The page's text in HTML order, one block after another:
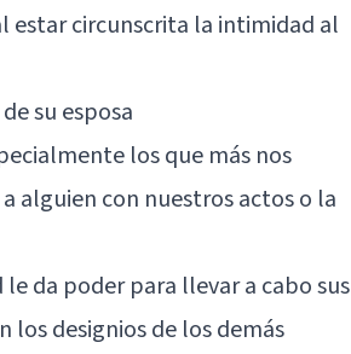
estar circunscrita la intimidad al
su esposa
los que más nos
alguien con nuestros actos o la
da poder para llevar a cabo sus
los designios de los demás